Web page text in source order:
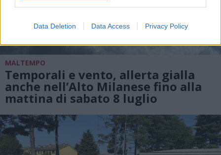
Data Deletion Data Access Privacy Policy
MALTEMPO
Temporali e vento, allerta gialla
anche nell’Alto Milanese fino alla
mattina di sabato 8 luglio